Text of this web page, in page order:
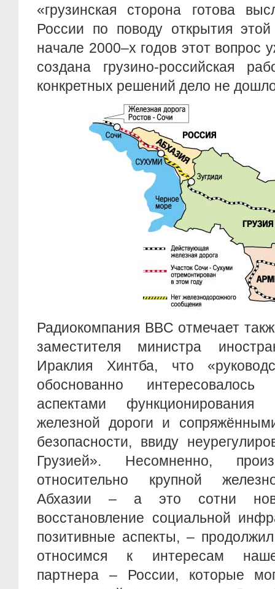
«грузинская сторона готова
России по поводу открытия
начале 2000–х годов этот вопрос
создана грузино-российская
конкретных решений дело не
Радиокомпания BBC отмечает
заместителя министра
Ираклия Хинтба, что
обоснованно интересовалось
аспектами функционирования
железной дороги и
безопасности, ввиду
Грузией». Несомненно,
относительно крупной
Абхазии – а это сотни
восстановление социальной
позитивные аспекты, –
относимся к интересам
партнера – России, которые